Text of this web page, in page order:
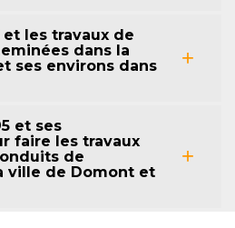
et les travaux de
dans la
ses environs dans
et ses
faire les travaux
de
ville de Domont et